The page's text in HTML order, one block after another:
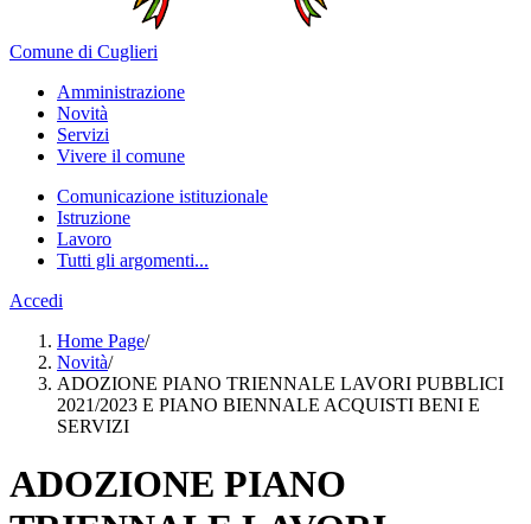
Comune di Cuglieri
Amministrazione
Novità
Servizi
Vivere il comune
Comunicazione istituzionale
Istruzione
Lavoro
Tutti gli argomenti...
Accedi
Home Page/
Novità/
ADOZIONE PIANO TRIENNALE LAVORI PUBBLICI
2021/2023 E PIANO BIENNALE ACQUISTI BENI E
SERVIZI
ADOZIONE PIANO